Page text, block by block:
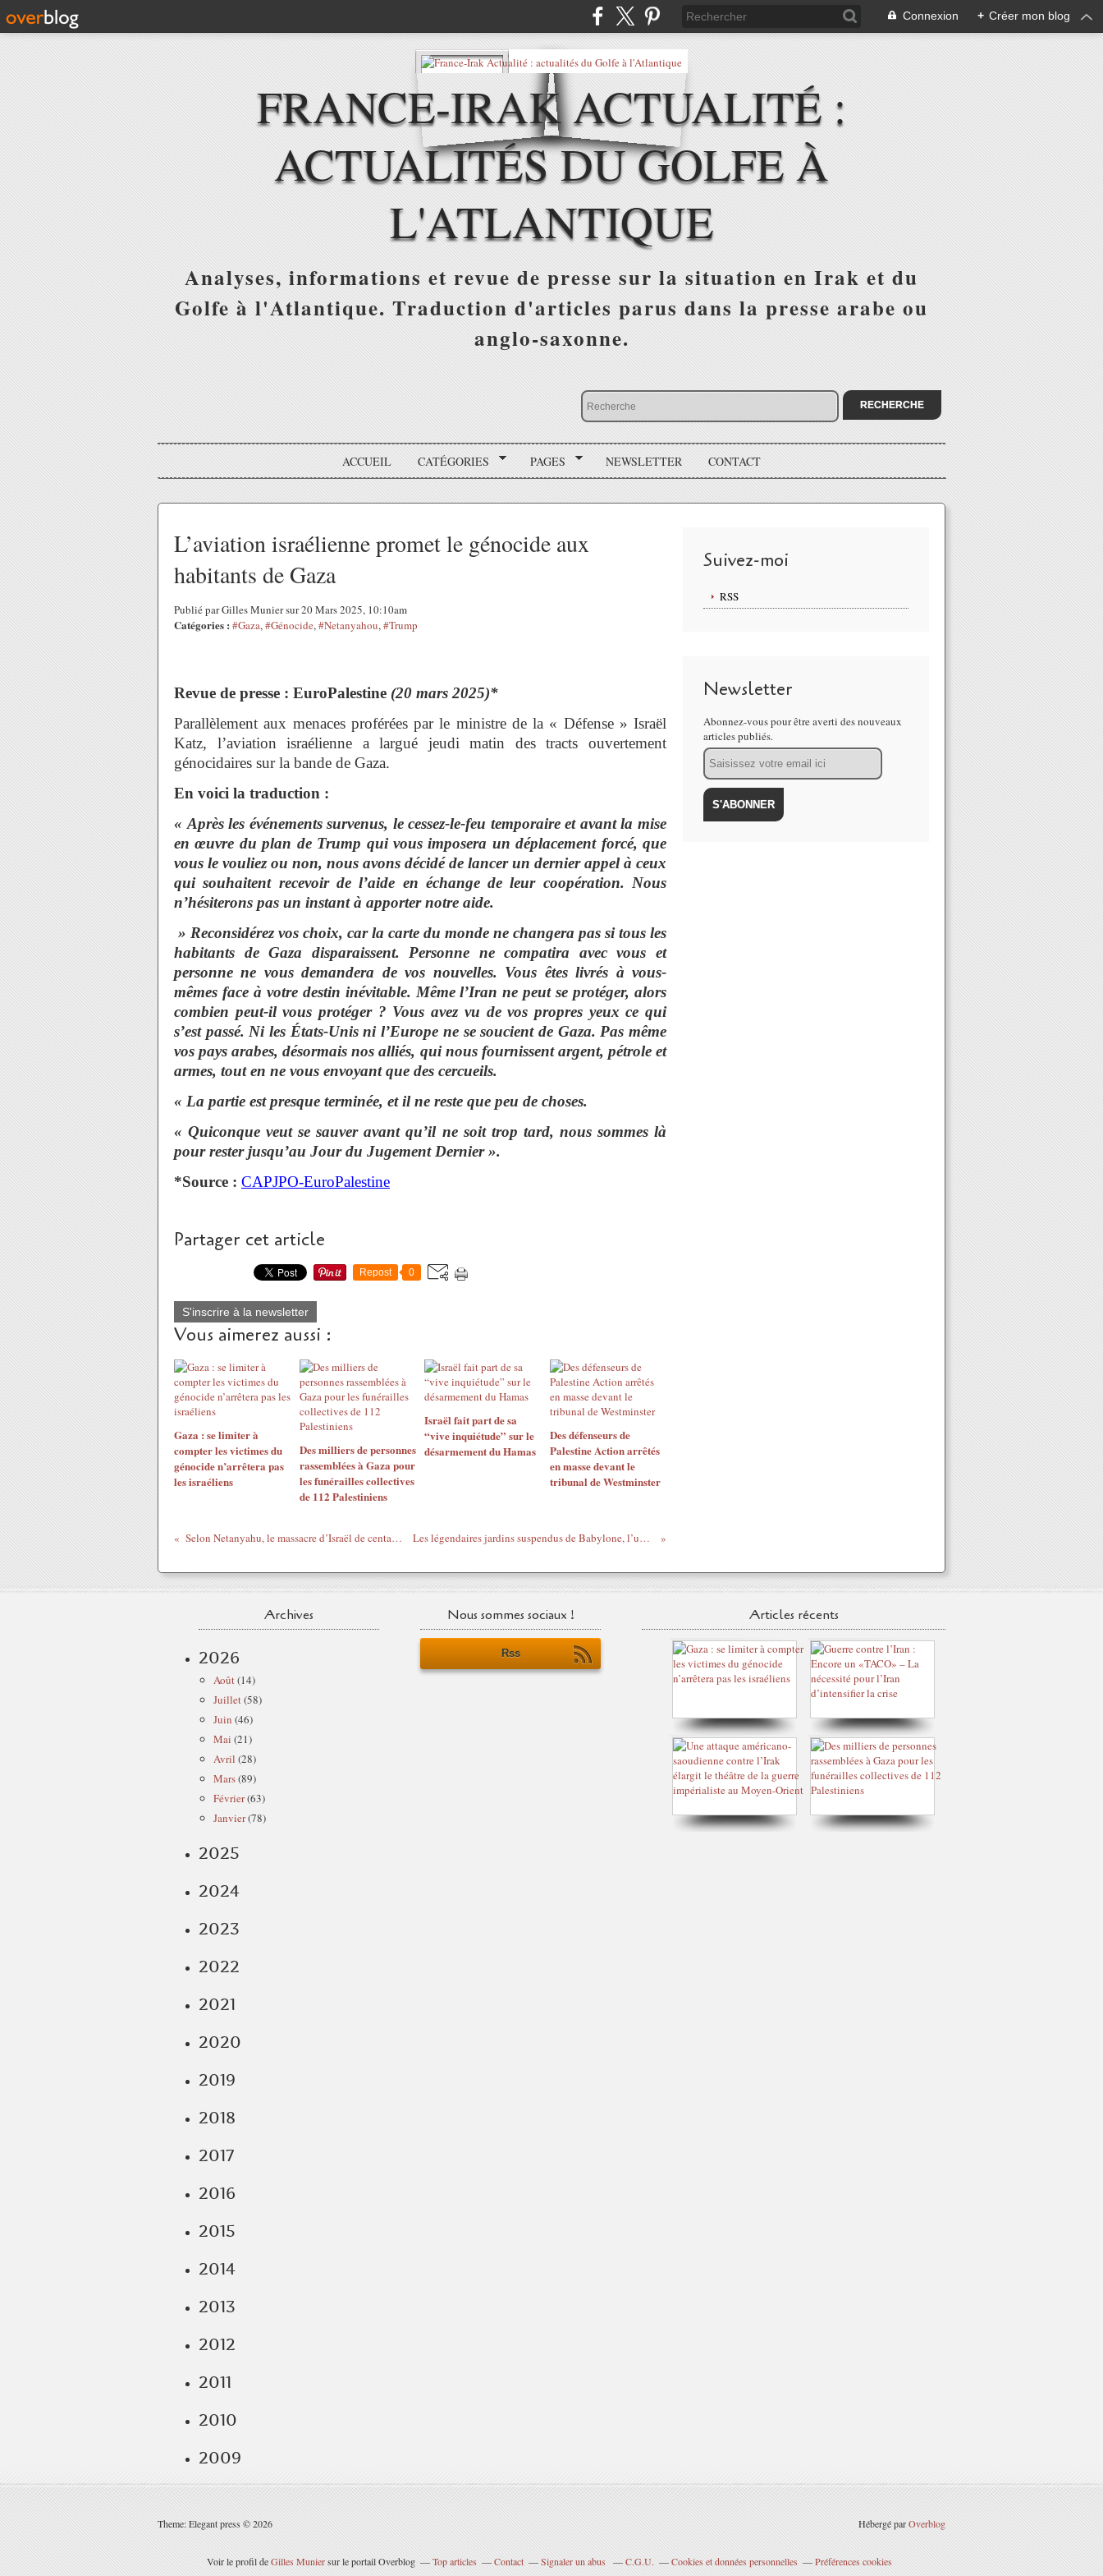
Connexion + Créer mon blog
FRANCE-IRAK ACTUALITÉ :
ACTUALITÉS DU GOLFE À
L'ATLANTIQUE
Analyses, informations et revue de presse sur la situation en Irak et du
Golfe à l'Atlantique. Traduction d'articles parus dans la presse arabe ou
anglo-saxonne.
ACCUEIL CATÉGORIES PAGES NEWSLETTER CONTACT
L’aviation israélienne promet le génocide aux
habitants de Gaza
Publié par Gilles Munier sur 20 Mars 2025, 10:10am
Catégories : #Gaza,#Génocide,#Netanyahou,#Trump
Revue de presse : EuroPalestine (20 mars 2025)*
Parallèlement aux menaces proférées par le ministre de la « Défense » Israël
Katz, l’aviation israélienne a largué jeudi matin des tracts ouvertement
génocidaires sur la bande de Gaza.
En voici la traduction :
« Après les événements survenus, le cessez-le-feu temporaire et avant la mise
en œuvre du plan de Trump qui vous imposera un déplacement forcé, que
vous le vouliez ou non, nous avons décidé de lancer un dernier appel à ceux
qui souhaitent recevoir de l’aide en échange de leur coopération. Nous
n’hésiterons pas un instant à apporter notre aide.
» Reconsidérez vos choix, car la carte du monde ne changera pas si tous les
habitants de Gaza disparaissent. Personne ne compatira avec vous et
personne ne vous demandera de vos nouvelles. Vous êtes livrés à vous-
mêmes face à votre destin inévitable. Même l’Iran ne peut se protéger, alors
combien peut-il vous protéger ? Vous avez vu de vos propres yeux ce qui
s’est passé. Ni les États-Unis ni l’Europe ne se soucient de Gaza. Pas même
vos pays arabes, désormais nos alliés, qui nous fournissent argent, pétrole et
armes, tout en ne vous envoyant que des cercueils.
« La partie est presque terminée, et il ne reste que peu de choses.
« Quiconque veut se sauver avant qu’il ne soit trop tard, nous sommes là
pour rester jusqu’au Jour du Jugement Dernier ».
*Source : CAPJPO-EuroPalestine
Partager cet article
Repost 0
S'inscrire à la newsletter
Vous aimerez aussi :
Gaza : se limiter à
compter les victimes du
génocide n’arrêtera pas
les israéliens
Des milliers de personnes
rassemblées à Gaza pour
les funérailles collectives
de 112 Palestiniens
Israël fait part de sa
“vive inquiétude” sur le
désarmement du Hamas
Des défenseurs de
Palestine Action arrêtés
en masse devant le
tribunal de Westminster
Selon Netanyahu, le massacre d’Israël de centaines de personnes en quelques heures à Gaza ne sont “qu’un début” Les légendaires jardins suspendus de Babylone, l’une des 7 merveilles du monde antique, se situaient-ils bien dans cette ville ?
Suivez-moi
RSS
Newsletter
Abonnez-vous pour être averti des nouveaux
articles publiés.
Email
Archives
2026
Août(14)
Juillet(58)
Juin (46)
Mai (21)
Avril (28)
Mars(89)
Février(63)
Janvier(78)
2025
2024
2023
2022
2021
2020
2019
2018
2017
2016
2015
2014
2013
2012
2011
2010
2009
Nous sommes sociaux !
Rss
Articles récents
Theme: Elegant press © 2026 Hébergé parOverblog
Voir le profil deGilles Muniersur le portail Overblog Top articles Contact Signaler un abus C.G.U. Cookies et données personnelles Préférences cookies